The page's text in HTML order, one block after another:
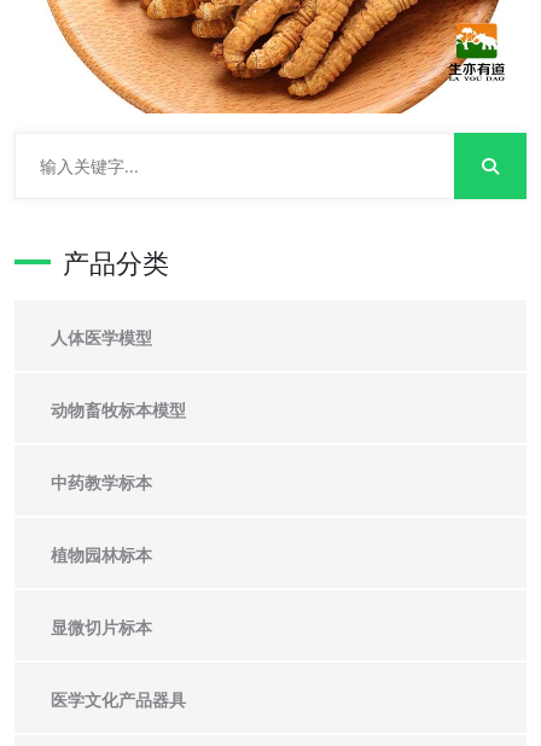
产品分类
人体医学模型
动物畜牧标本模型
中药教学标本
植物园林标本
显微切片标本
医学文化产品器具